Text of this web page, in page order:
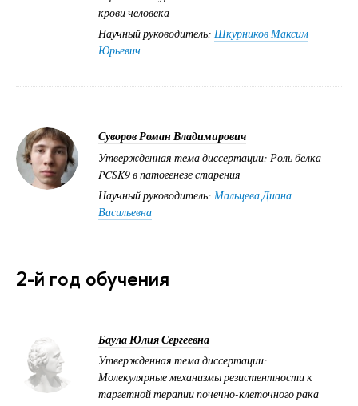
крови человека
Научный руководитель: Шкурников Максим
Юрьевич
Суворов Роман Владимирович
Утвержденная тема диссертации: Роль белка
PCSK9 в патогенезе старения
Научный руководитель: Мальцева Диана
Васильевна
2-й год обучения
Баула Юлия Сергеевна
Утвержденная тема диссертации:
Молекулярные механизмы резистентности к
таргетной терапии почечно-клеточного рака